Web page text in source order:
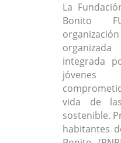
La
Bonito
integrada
vida de
sostenible.
habitantes